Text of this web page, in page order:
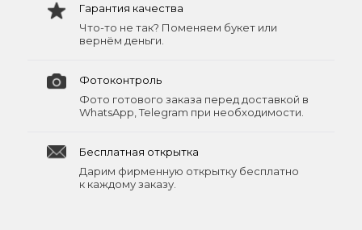
Гарантия качества
Что-то не так? Поменяем букет или
вернём деньги.
Фотоконтроль
Фото готового заказа перед доставкой в
WhatsApp, Telegram при необходимости.
Бесплатная открытка
Дарим фирменную открытку бесплатно
к каждому заказу.